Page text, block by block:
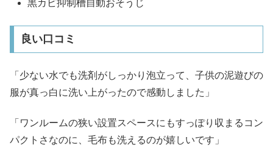
黒カビ抑制槽自動おそうじ
良い口コミ
「少ない水でも洗剤がしっかり泡立って、子供の泥遊びの
服が真っ白に洗い上がったので感動しました」
「ワンルームの狭い設置スペースにもすっぽり収まるコン
パクトさなのに、毛布も洗えるのが嬉しいです」